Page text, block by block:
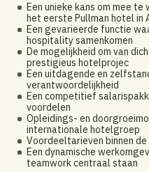
Een unieke kans om mee
het eerste Pullman hotel in
Een gevarieerde functie
hospitality samenkomen
De mogelijkheid om van
prestigieus hotelprojec
Een uitdagende en
verantwoordelijkheid
Een competitief
voordelen
Opleidings- en
internationale hotelgroep
Voordeeltarieven binnen
Een dynamische
teamwork centraal staan